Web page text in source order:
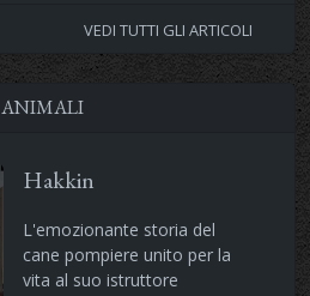
VEDI TUTTI GLI ARTICOLI
ANIMALI
Hakkin
L'emozionante storia del
cane pompiere unito per la
vita al suo istruttore